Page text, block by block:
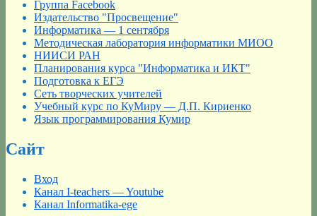
Группа Facebook
Издательство "Просвещение"
Информатика — 1 сентября
Методическая лаборатория информатики МИОО
НИИСИ РАН
Планирования курса "Информатика и ИКТ"
Подготовка к ЕГЭ
Сеть творческих учителей
Учебный курс по КуМиру — Д.П. Кириенко
Язык программирования Кумир
Сайт
Вход
Канал I-teachers — Youtube
Канал Informatika-ege